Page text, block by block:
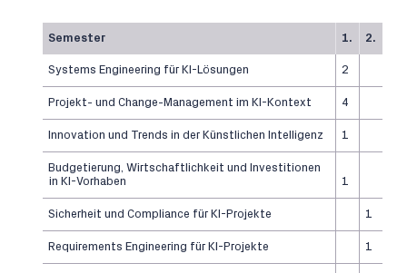
Semester 1. 2.
Systems Engineering für KI-Lösungen 2
Projekt- und Change-Management im KI-Kontext 4
Innovation und Trends in der Künstlichen Intelligenz 1
Budgetierung, Wirtschaftlichkeit und Investitionen
in KI-Vorhaben
1
Sicherheit und Compliance für KI-Projekte 1
Requirements Engineering für KI-Projekte 1